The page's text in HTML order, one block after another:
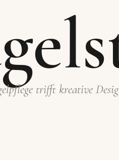
trifft kreative